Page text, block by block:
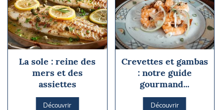
La sole : reine des
mers et des
assiettes
Découvrir
Crevettes et gambas
: notre guide
gourmand...
Découvrir